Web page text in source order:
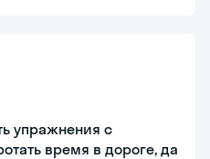
упражнения с
время в дороге, да